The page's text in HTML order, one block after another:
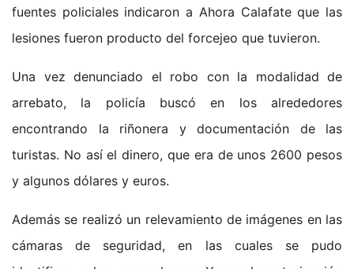
fuentes policiales indicaron a Ahora Calafate que las
lesiones fueron producto del forcejeo que tuvieron.
Una vez denunciado el robo con la modalidad de
arrebato, la policía buscó en los alrededores
encontrando la riñonera y documentación de las
turistas. No así el dinero, que era de unos 2600 pesos
y algunos dólares y euros.
Además se realizó un relevamiento de imágenes en las
cámaras de seguridad, en las cuales se pudo